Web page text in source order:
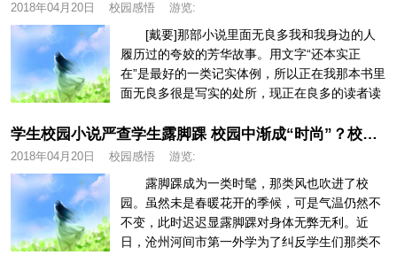
2018年04月20日 校园感悟 游览:
[戴要]那部小说里面无良多我和我身边的人
履历过的夸姣的芳华故事。用文字“还本实正
在”是最好的一类记实体例，所以正在我那本书里
面无良多很是写实的处所，现正在良多的读者读
学生校园小说严查学生露脚踝 校园中渐成“时尚”？校园文化待引导
2018年04月20日 校园感悟 游览:
露脚踝成为一类时髦，那类风也吹进了校
园。虽然未是春暖花开的季候，可是气温仍然不
不变，此时迟迟显露脚踝对身体无弊无利。近
日，沧州河间市第一外学为了纠反学生们那类不